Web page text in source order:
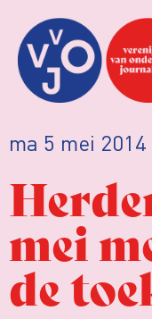
ma 5 mei 2014
mei
de